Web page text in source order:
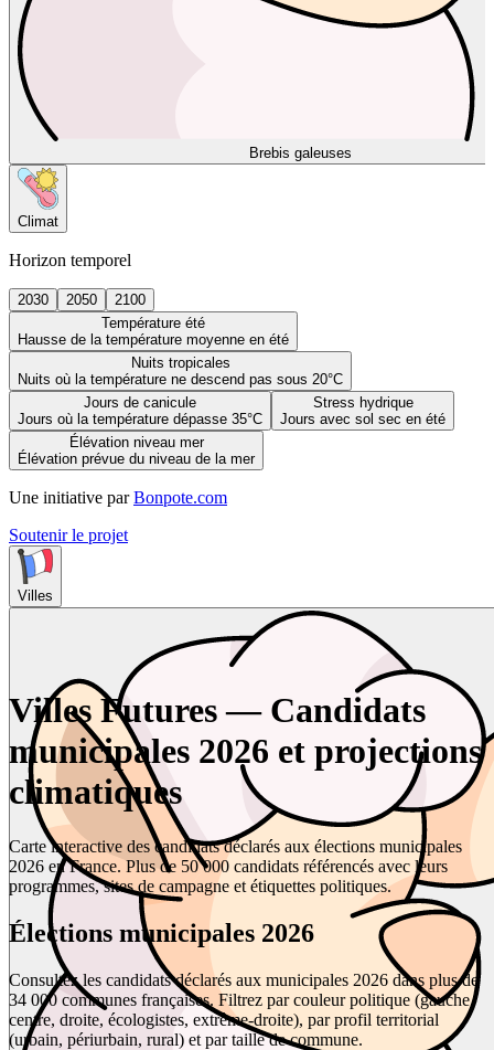
Brebis galeuses
Climat
Horizon temporel
2030 2050
2100
Température été
Hausse de la température moyenne en été
Nuits tropicales
Nuits où la température ne descend pas sous 20°C
Jours de canicule
Jours où la température dépasse 35°C
Stress hydrique
Jours avec sol sec en été
Élévation niveau mer
Élévation prévue du niveau de la mer
Une initiative par Bonpote.com
Soutenir le projet
Villes
Villes Futures — Candidats
municipales 2026 et projections
climatiques
Carte interactive des candidats déclarés aux élections municipales
2026 en France. Plus de 50 000 candidats référencés avec leurs
programmes, sites de campagne et étiquettes politiques.
Élections municipales 2026
Consultez les candidats déclarés aux municipales 2026 dans plus de
34 000 communes françaises. Filtrez par couleur politique (gauche,
centre, droite, écologistes, extrême-droite), par profil territorial
(urbain, périurbain, rural) et par taille de commune.